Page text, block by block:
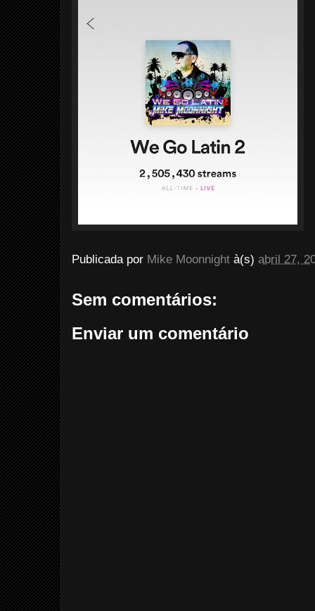
Publicada por Mike Moonnight à(s) abril 27,
Sem comentários:
Enviar um comentário